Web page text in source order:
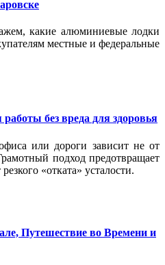
какие алюминиевые лодки
местные и федеральные
без вреда для здоровья
или дороги зависит не от
подход предотвращает
«отката» усталости.
Путешествие во Времени и